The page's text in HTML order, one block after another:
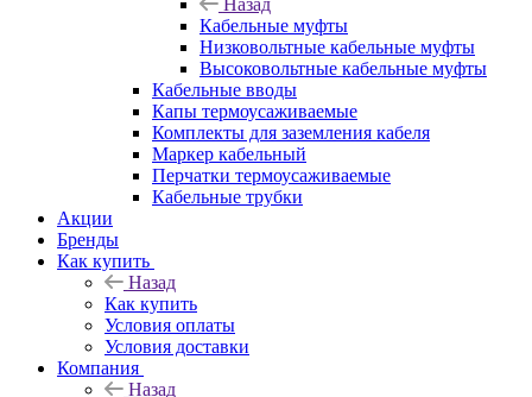
Назад
Кабельные муфты
Низковольтные кабельные муфты
Высоковольтные кабельные муфты
Кабельные вводы
Капы термоусаживаемые
Комплекты для заземления кабеля
Маркер кабельный
Перчатки термоусаживаемые
Кабельные трубки
Акции
Бренды
Как купить
Назад
Как купить
Условия оплаты
Условия доставки
Компания
Назад